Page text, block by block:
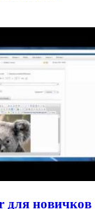
для новичков